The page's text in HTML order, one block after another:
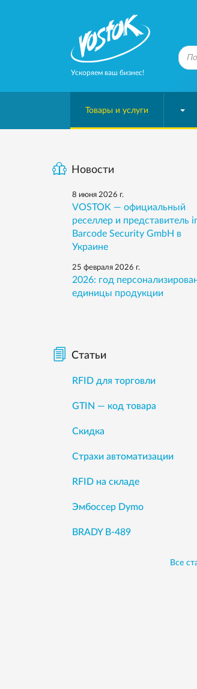
Ускоряем ваш бизнес!
Товары и услуги
Новости
8 июня 2026 г.
VOSTOK — официальный
реселлер и представитель
Barcode Security GmbH в
Украине
25 февраля 2026 г.
2026: год
единицы продукции
Статьи
RFID для торговли
GTIN — код товара
Скидка
Страхи автоматизации
RFID на складе
Эмбоссер Dymo
BRADY B-489
Все